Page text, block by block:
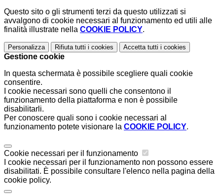
Questo sito o gli strumenti terzi da questo utilizzati si
avvalgono di cookie necessari al funzionamento ed utili alle
finalità illustrate nella COOKIE POLICY.
Personalizza Rifiuta tutti i cookies Accetta tutti i cookies
Gestione cookie
In questa schermata è possibile scegliere quali cookie
consentire.
I cookie necessari sono quelli che consentono il
funzionamento della piattaforma e non è possibile
disabilitarli.
Per conoscere quali sono i cookie necessari al
funzionamento potete visionare la COOKIE POLICY.
Cookie necessari per il funzionamento
I cookie necessari per il funzionamento non possono essere
disabilitati. È possibile consultare l'elenco nella pagina della
cookie policy.